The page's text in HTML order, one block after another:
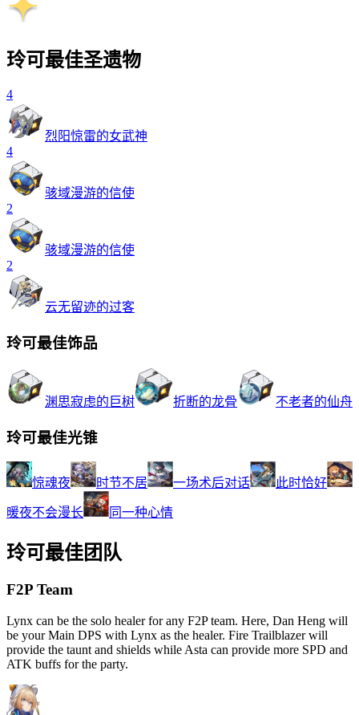
玲可最佳圣遗物
4
烈阳惊雷的女武神
4
骇域漫游的信使
2
骇域漫游的信使
2
云无留迹的过客
玲可最佳饰品
渊思寂虑的巨树 折断的龙骨 不老者的仙舟
玲可最佳光锥
惊魂夜 时节不居 一场术后对话 此时恰好
暖夜不会漫长 同一种心情
玲可最佳团队
F2P Team
Lynx can be the solo healer for any F2P team. Here, Dan Heng will
be your Main DPS with Lynx as the healer. Fire Trailblazer will
provide the taunt and shields while Asta can provide more SPD and
ATK buffs for the party.